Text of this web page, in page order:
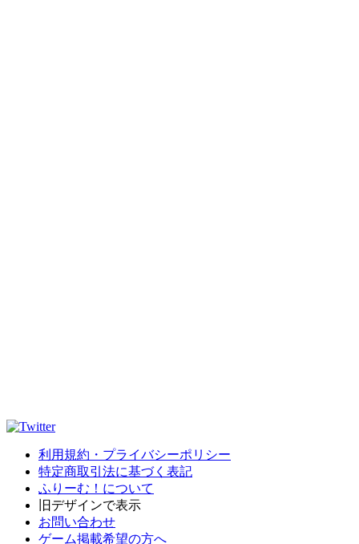
利用規約・プライバシーポリシー
特定商取引法に基づく表記
ふりーむ！について
旧デザインで表示
お問い合わせ
ゲーム掲載希望の方へ